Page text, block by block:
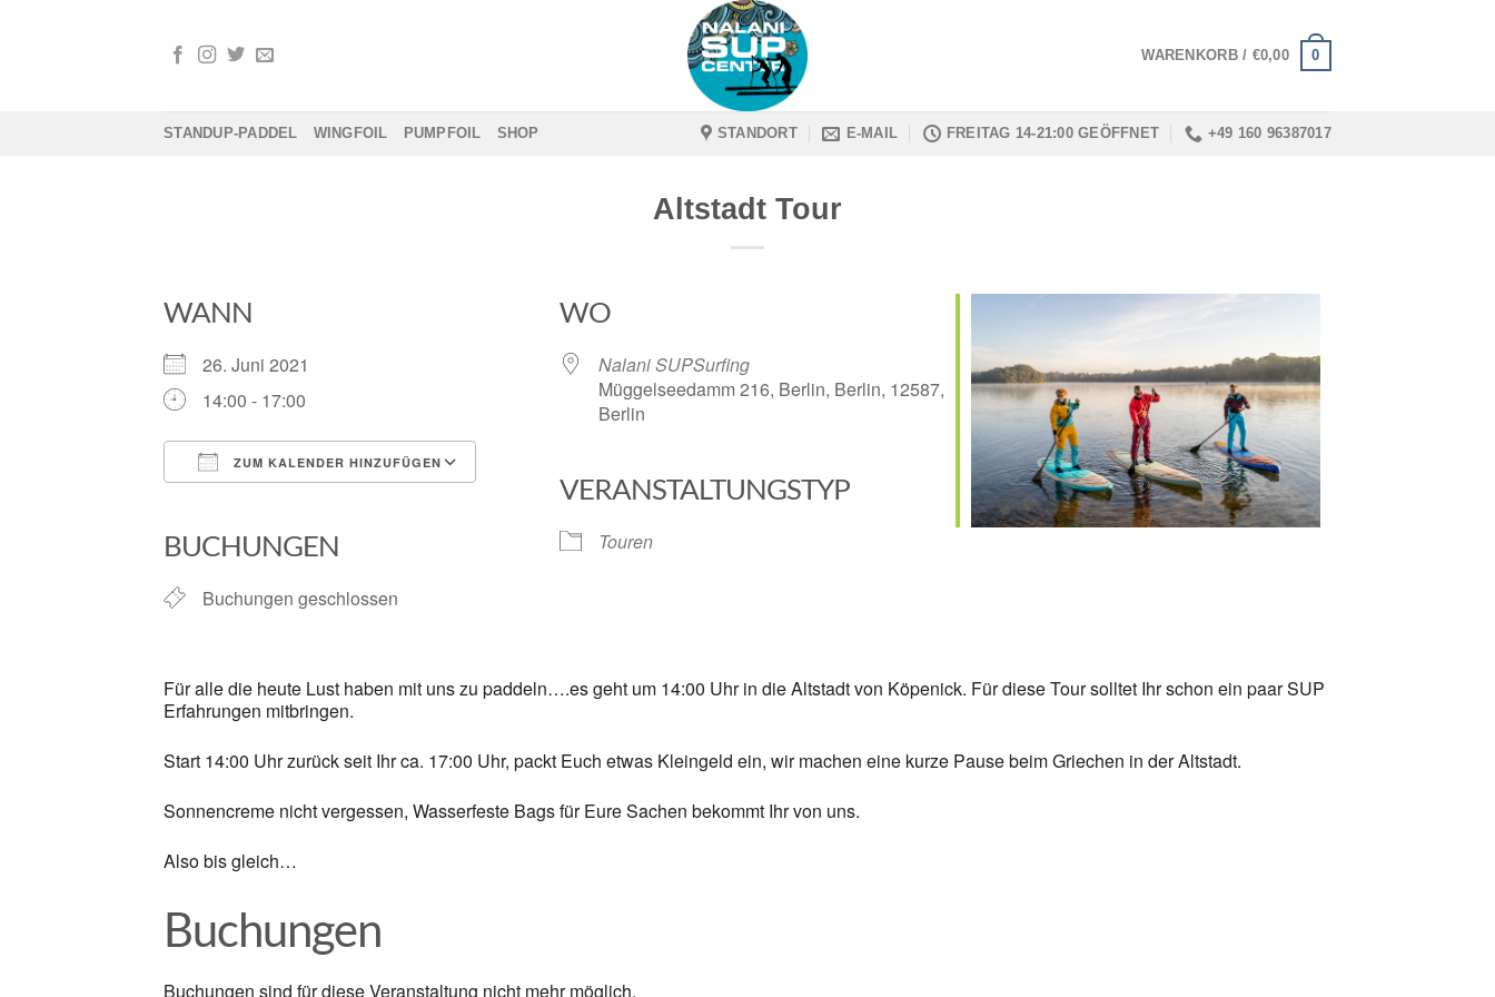
WARENKORB / €0,00 0
STANDUP-PADDEL WINGFOIL PUMPFOIL SHOP STANDORT E-MAIL FREITAG 14-21:00 GEÖFFNET +49 160 96387017
Altstadt Tour
WANN
26. Juni 2021
14:00 - 17:00
ZUM KALENDER HINZUFÜGEN
Google Kalender iCalendar Office 365
BUCHUNGEN
Buchungen geschlossen
WO
Nalani SUPSurfing
Müggelseedamm 216, Berlin, Berlin, 12587,
Berlin
VERANSTALTUNGSTYP
Touren
Für alle die heute Lust haben mit uns zu paddeln….es geht um 14:00 Uhr in die Altstadt von Köpenick. Für diese Tour solltet Ihr schon ein paar SUP
Erfahrungen mitbringen.
Start 14:00 Uhr zurück seit Ihr ca. 17:00 Uhr, packt Euch etwas Kleingeld ein, wir machen eine kurze Pause beim Griechen in der Altstadt.
Sonnencreme nicht vergessen, Wasserfeste Bags für Eure Sachen bekommt Ihr von uns.
Also bis gleich…
Buchungen
Buchungen sind für diese Veranstaltung nicht mehr möglich.